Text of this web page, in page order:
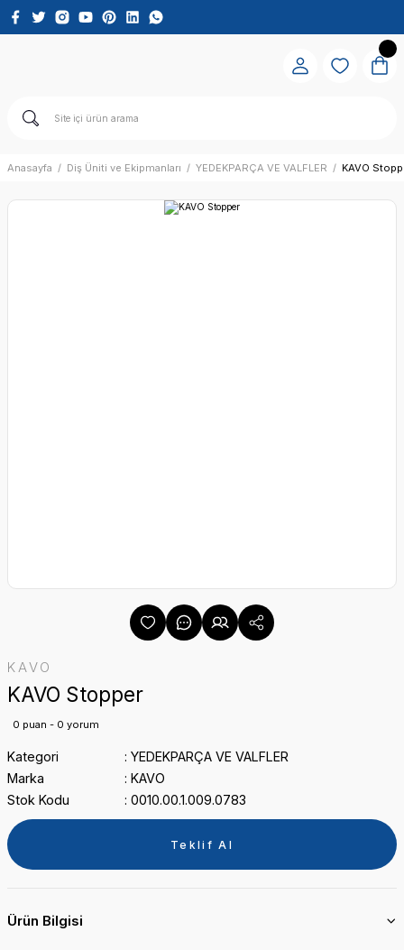
Anasayfa Diş Üniti ve Ekipmanları YEDEKPARÇA VE VALFLER KAVO
KAVO
KAVO Stopper
0 puan - 0 yorum
Kategori
YEDEKPARÇA VE VALFLER
Marka
KAVO
Stok Kodu
0010.00.1.009.0783
Teklif Al
Ürün Bilgisi